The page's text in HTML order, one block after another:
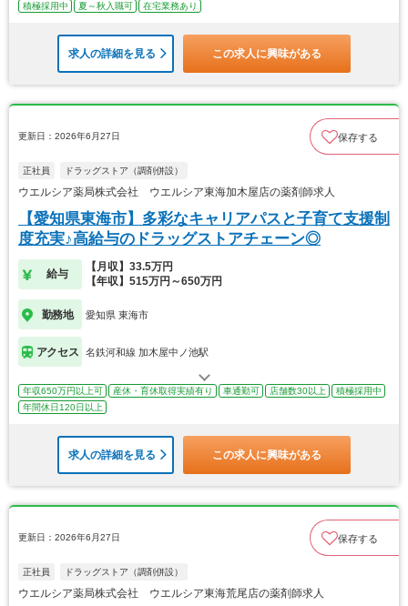
積極採用中
夏～秋入職可 在宅業務あり
求人の詳細を見る この求人に興味がある
更新日：2026年6月27日 保存する
正社員 ドラッグストア（調剤併設）
ウエルシア薬局株式会社 ウエルシア東海加木屋店の薬剤師求人
【愛知県東海市】多彩なキャリアパスと子育て支援制
度充実♪高給与のドラッグストアチェーン◎
給与
【月収】33.5万円
【年収】515万円～650万円
勤務地 愛知県 東海市
アクセス 名鉄河和線 加木屋中ノ池駅
年収650万円以上可 産休・育休取得実績有り 車通勤可 店舗数30以上
積極採用中
年間休日120日以上
求人の詳細を見る この求人に興味がある
更新日：2026年6月27日 保存する
正社員 ドラッグストア（調剤併設）
ウエルシア薬局株式会社 ウエルシア東海荒尾店の薬剤師求人